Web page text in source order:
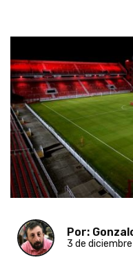
Por:
3 de